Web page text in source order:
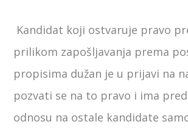
Kandidat koji ostvaruje pravo
prilikom zapošljavanja prema
propisima dužan je u prijavi na
pozvati se na to pravo i ima
odnosu na ostale kandidate